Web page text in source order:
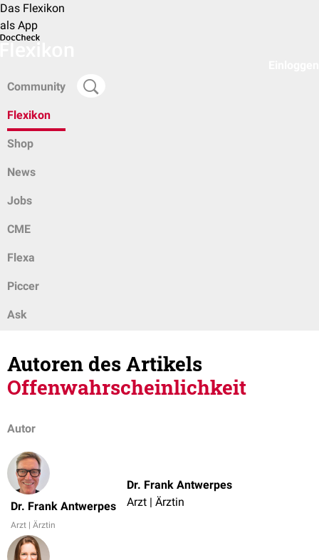
Das Flexikon
als App
Community
Flexikon
Shop
News
Jobs
CME
Flexa
Piccer
Ask
Autoren des Artikels
Offenwahrscheinlichkeit
Autor
Dr. Frank Antwerpes
Arzt | Ärztin
Dr. Frank Antwerpes
Arzt | Ärztin